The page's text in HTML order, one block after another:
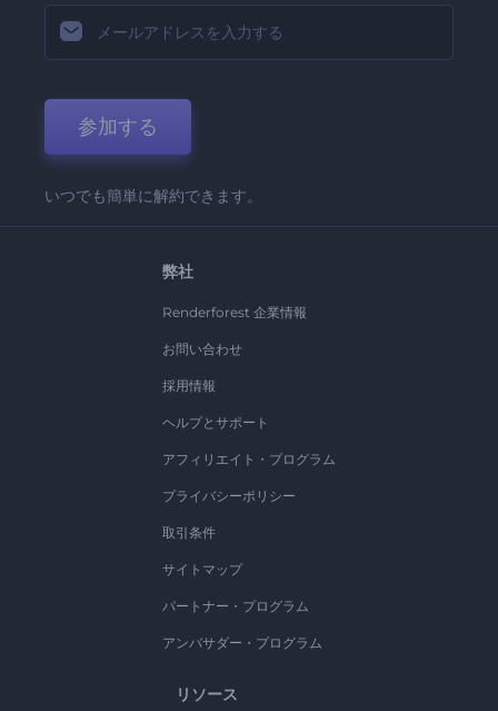
参加する
いつでも簡単に解約できます。
弊社
Renderforest 企業情報
お問い合わせ
採用情報
ヘルプとサポート
アフィリエイト・プログラム
プライバシーポリシー
取引条件
サイトマップ
パートナー・プログラム
アンバサダー・プログラム
リソース